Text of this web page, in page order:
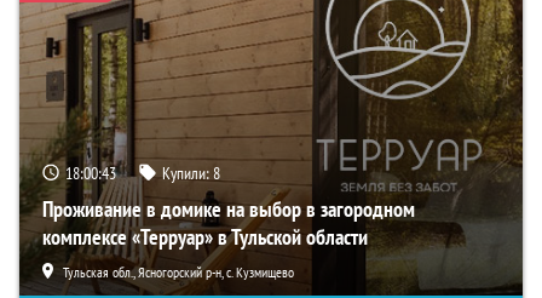
18:00:42 Купили:8
Проживание в домике на выбор в загородном
комплексе «Терруар» в Тульской области
Тульская обл., Ясногорский р-н, с. Кузмищево